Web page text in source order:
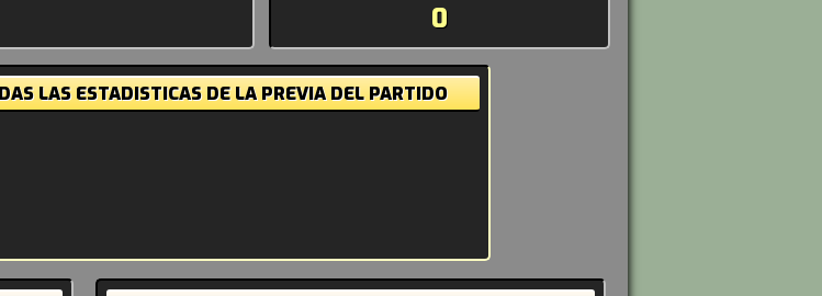
0
LAS ESTADISTICAS DE LA PREVIA DEL PARTIDO